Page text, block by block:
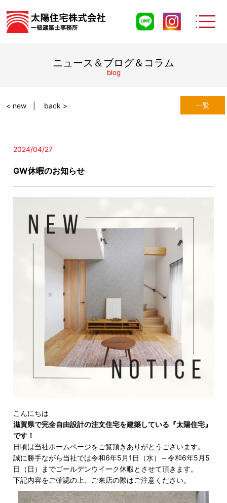
ニュース＆ブログ＆コラム
blog
一覧
< new back >
2024/04/27
GW休暇のお知らせ
こんにちは
滋賀県で完全自由設計の注文住宅を建築している『太陽住宅』
です！
日頃は当社ホームページをご覧頂きありがとうございます。
誠に勝手ながら当社では令和6年5月1日（水）～令和6年5月5
日（日）までゴールデンウイーク休暇とさせて頂きます。
下記内容をご確認の上、ご来店の際はご注意ください。